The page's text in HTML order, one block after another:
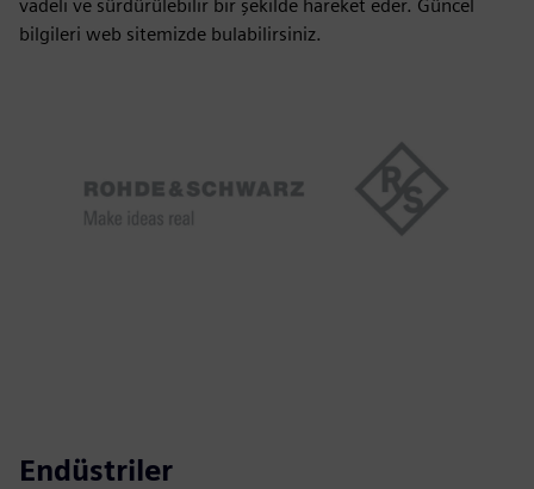
vadeli ve sürdürülebilir bir şekilde hareket eder. Güncel
bilgileri web sitemizde bulabilirsiniz.
Endüstriler